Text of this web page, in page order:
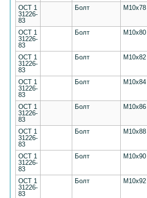
ОСТ 1
31226-
83
Болт M10х78
ОСТ 1
31226-
83
Болт M10х80
ОСТ 1
31226-
83
Болт M10х82
ОСТ 1
31226-
83
Болт M10х84
ОСТ 1
31226-
83
Болт M10х86
ОСТ 1
31226-
83
Болт M10х88
ОСТ 1
31226-
83
Болт M10х90
ОСТ 1
31226-
83
Болт M10х92